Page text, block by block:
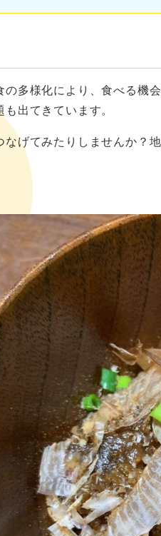
多様化により、食べる機
出てきています。
げてみたりしませんか？